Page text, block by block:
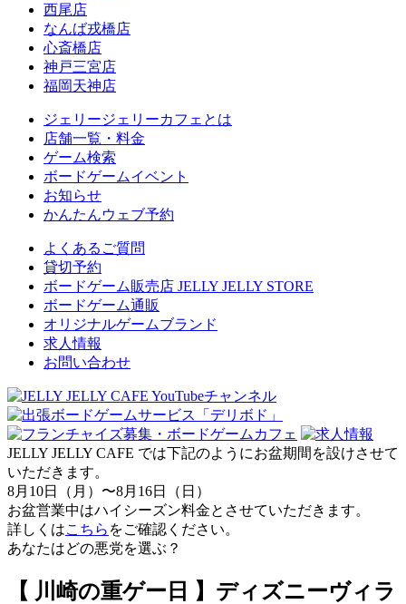
西尾店
なんば戎橋店
心斎橋店
神戸三宮店
福岡天神店
ジェリージェリーカフェとは
店舗一覧・料金
ゲーム検索
ボードゲームイベント
お知らせ
かんたんウェブ予約
よくあるご質問
貸切予約
ボードゲーム販売店 JELLY JELLY STORE
ボードゲーム通販
オリジナルゲームブランド
求人情報
お問い合わせ
JELLY JELLY CAFE では下記のようにお盆期間を設けさせて
いただきます。
8月10日（月）〜8月16日（日）
お盆営業中はハイシーズン料金とさせていただきます。
詳しくはこちら をご確認ください。
あなたはどの悪党を選ぶ？
【 川崎の重ゲー日 】ディズニーヴィラ